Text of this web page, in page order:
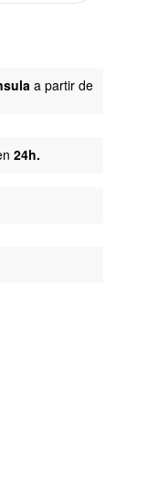
a partir de
24h.
Entrega en